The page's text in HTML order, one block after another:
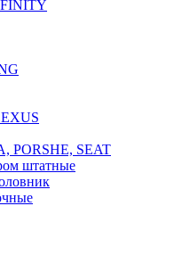
PORSHE, SEAT
штатные